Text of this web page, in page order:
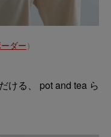
ダー ）
ける、 pot and tea ら